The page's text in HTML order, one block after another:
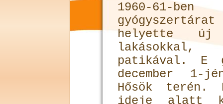
1960-61-
helyette új
patikával. E
de­cember 1-
Hősök terén.
ideje alatt